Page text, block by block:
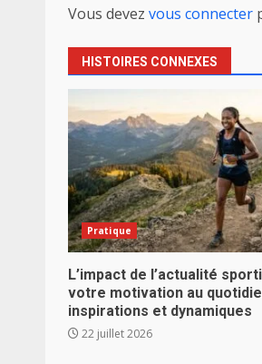
Vous devez vous connecter
HISTOIRES CONNEXES
Pratique
L’impact de l’actualité
votre motivation au
inspirations et dynamiques
22 juillet 2026